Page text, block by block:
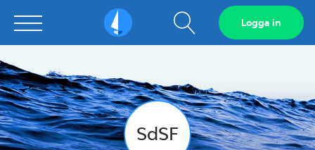
Sailarena Visa
sökfält
Logga in
SdSF